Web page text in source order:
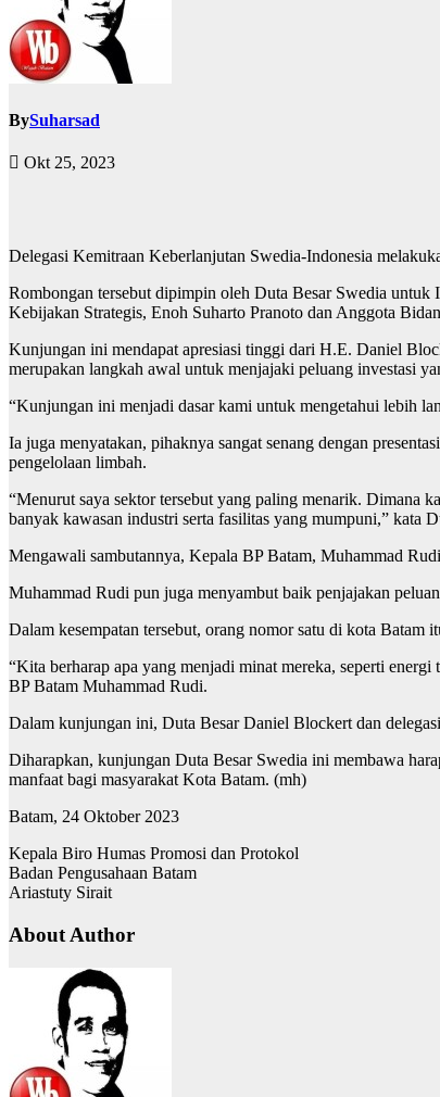
BySuharsad
Okt 25, 2023
Delegasi Kemitraan Keberlanjutan Swedia-Indonesia
Rombongan tersebut dipimpin oleh Duta Besar Swedia
Kebijakan Strategis, Enoh Suharto Pranoto dan Anggota
Kunjungan ini mendapat apresiasi tinggi dari H.E. Daniel
merupakan langkah awal untuk menjajaki peluang investasi
“Kunjungan ini menjadi dasar kami untuk mengetahui lebih
Ia juga menyatakan, pihaknya sangat senang dengan
pengelolaan limbah.
“Menurut saya sektor tersebut yang paling menarik. Dimana
banyak kawasan industri serta fasilitas yang mumpuni,” kata
Mengawali sambutannya, Kepala BP Batam, Muhammad
Muhammad Rudi pun juga menyambut baik penjajakan
Dalam kesempatan tersebut, orang nomor satu di kota Batam
“Kita berharap apa yang menjadi minat mereka, seperti
BP Batam Muhammad Rudi.
Dalam kunjungan ini, Duta Besar Daniel Blockert dan
Diharapkan, kunjungan Duta Besar Swedia ini membawa
manfaat bagi masyarakat Kota Batam. (mh)
Batam, 24 Oktober 2023
Kepala Biro Humas Promosi dan Protokol
Badan Pengusahaan Batam
Ariastuty Sirait
About Author